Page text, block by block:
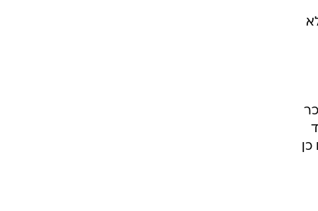
השכר
תוספת ותק של 1%. כמו כן